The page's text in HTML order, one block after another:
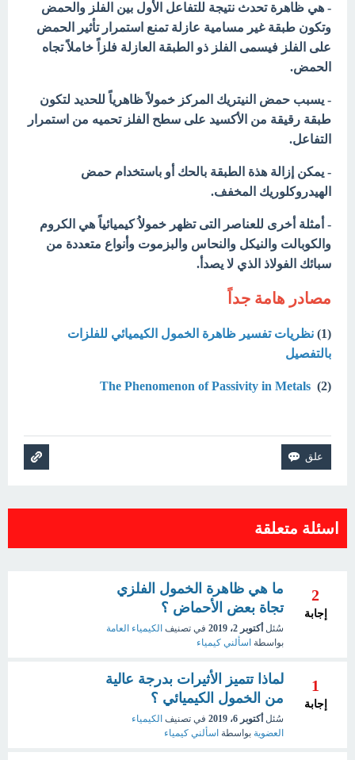
- هي ظاهرة تحدث نتيجة للتفاعل الأول بين الفلز والحمض
وتكون طبقة غير مسامية عازلة تمنع استمرار تأثير الحمض
على الفلز فيسمى الفلز ذو الطبقة العازلة فلزاً خاملاً تجاه
الحمض.
- يسبب حمض النيتريك المركز خمولاً ظاهرياً للحديد لتكون
طبقة رقيقة من الأكسيد على سطح الفلز تحميه من استمرار
التفاعل.
- يمكن إزالة هذة الطبقة بالحك أو باستخدام حمض
الهيدروكلوريك المخفف.
- أمثلة أخرى للعناصر التى تظهر خمولاُ كيميائياً هي الكروم
والكوبالت والنيكل والنحاس والبزموت وأنواع متعددة من
سبائك الفولاذ الذي لا یصدأ.
مصادر هامة جداً
(1)
نظريات تفسير ظاهرة الخمول الكيميائي للفلزات
بالتفصيل
(2)
The Phenomenon of Passivity in Metals
اسئلة متعلقة
2
إجابة
ما هي ظاهرة الخمول الفلزي
تجاة بعض الأحماض ؟
سُئل أكتوبر 2، 2019 في تصنيف الكيمياء العامة
بواسطة اسألني كيمياء
1
إجابة
لماذا تتميز الأثيرات بدرجة عالية
من الخمول الكيميائي ؟
سُئل أكتوبر 6، 2019 في تصنيف الكيمياء
العضوية بواسطة اسألني كيمياء